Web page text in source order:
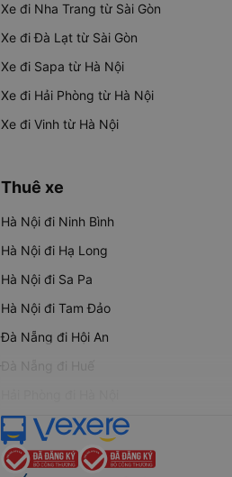
Xe đi Nha Trang từ Sài Gòn
Xe đi Đà Lạt từ Sài Gòn
Xe đi Sapa từ Hà Nội
Xe đi Hải Phòng từ Hà Nội
Xe đi Vinh từ Hà Nội
Thuê xe
Hà Nội đi Ninh Bình
Hà Nội đi Hạ Long
Hà Nội đi Sa Pa
Hà Nội đi Tam Đảo
Đà Nẵng đi Hội An
Đà Nẵng đi Huế